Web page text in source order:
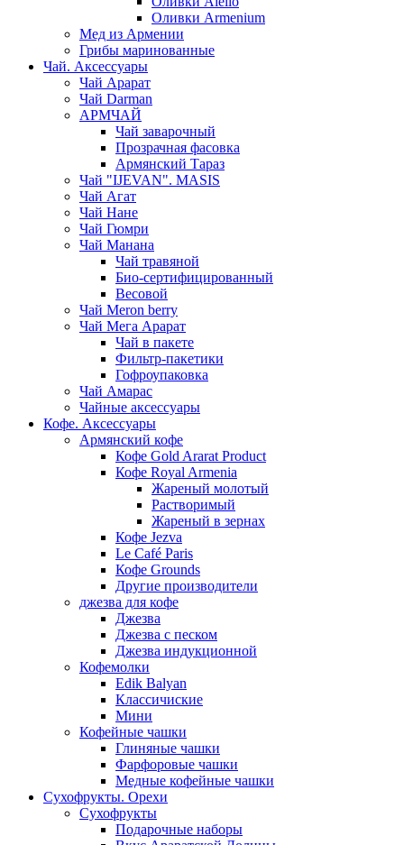
Оливки Armenium
Мед из Армении
Грибы маринованные
Чай. Аксессуары
Чай Арарат
Чай Darman
АРМЧАЙ
Чай заварочный
Прозрачная фасовка
Армянский Тараз
Чай "IJEVAN". MASIS
Чай Агат
Чай Нане
Чай Гюмри
Чай Манана
Чай травяной
Био-сертифицированный
Весовой
Чай Meron berry
Чай Мега Арарат
Чай в пакете
Фильтр-пакетики
Гофроупаковка
Чай Амарас
Чайные аксессуары
Кофе. Аксессуары
Армянский кофе
Кофе Gold Ararat Product
Кофе Royal Armenia
Жареный молотый
Растворимый
Жареный в зернах
Кофе Jezva
Le Café Paris
Кофе Grounds
Другие производители
джезва для кофе
Джезва
Джезва с песком
Джезва индукционной
Кофемолки
Edik Balyan
Классичиские
Мини
Кофейные чашки
Глиняные чашки
Фарфоровые чашки
Медные кофейные чашки
Сухофрукты. Орехи
Сухофрукты
Подарочные наборы